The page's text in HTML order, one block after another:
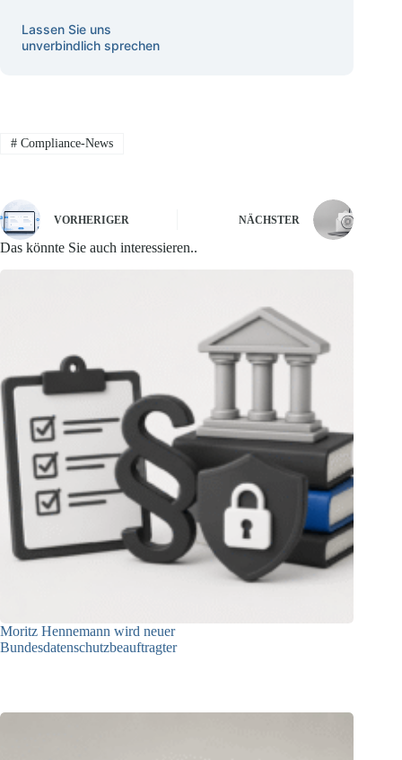
Lassen Sie uns
unverbindlich sprechen
#Compliance-News
VORHERIGER NÄCHSTER
Das könnte Sie auch interessieren..
Moritz Hennemann wird neuer
Bundesdatenschutzbeauftragter